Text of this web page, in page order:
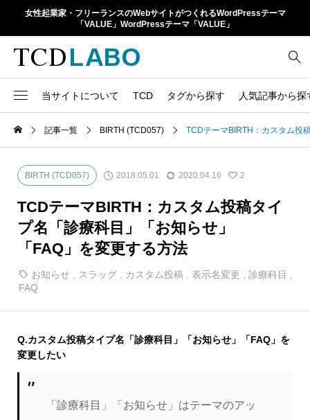
女性起業家・フリーランスのWebサイトがつくれるWordPressテーマ
「VALUE」WordPressテーマ「VALUE」
当サイトについて TCD タグから探す 人気記事から探
Google Map
h1 14
iframe 17
meta description 21
SNSアイコン
Webフォント
Welcart
TCD LABOとは
TCDテーマ一覧
ファイルの編集方法
WordPressテーマ比較
人気ランキング
アップデート情報
よくあるご質問
記事一覧 BIRTH (TCD057) TCDテーマBIRTH：カスタム投
BIRTH (TCD057) 2018.05.01 2020.04.16 2
TCDテーマBIRTH：カスタム投稿タイ
プ名「診療科目」「お知らせ」
「FAQ」を変更する方法
お知らせ スラッグ カスタム投稿 表示名変更 診療科目
FAQ
Q.カスタム投稿タイプ名「診療科目」「お知らせ」「FAQ」を
変更したい
「診療科目」「お知らせ」はテーマのアッ